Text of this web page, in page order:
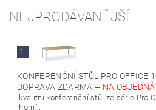
NEJPRODÁVANĚJŠÍ
1.
KONFERENČNÍ STŮL PRO
DOPRAVA ZDARMA – NA
kvalitní konferenční stůl ze série Pro
horní...